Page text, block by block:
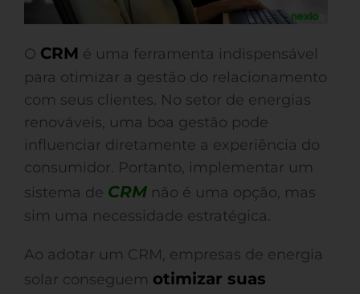
O CRM é uma ferramenta indispensável
para otimizar a gestão do relacionamento
com seus clientes. No setor de energias
renováveis, uma boa gestão pode
influenciar diretamente a experiência do
consumidor. Portanto, implementar um
sistema de CRM não é uma opção, mas
sim uma necessidade estratégica.
Ao adotar um CRM, empresas de energia
solar conseguem otimizar suas